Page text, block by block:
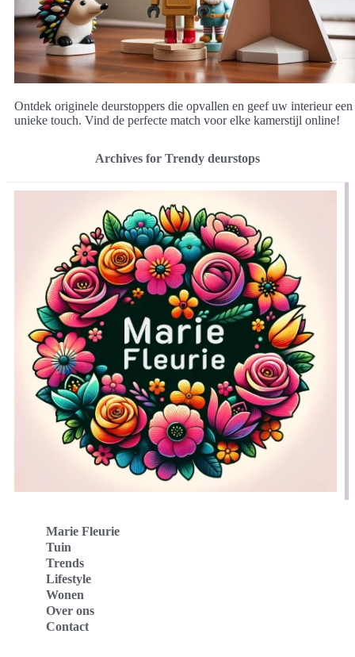
Ontdek originele deurstoppers die opvallen en geef uw interieur een
unieke touch. Vind de perfecte match voor elke kamerstijl online!
Archives for Trendy deurstops
Marie Fleurie
Tuin
Trends
Lifestyle
Wonen
Over ons
Contact